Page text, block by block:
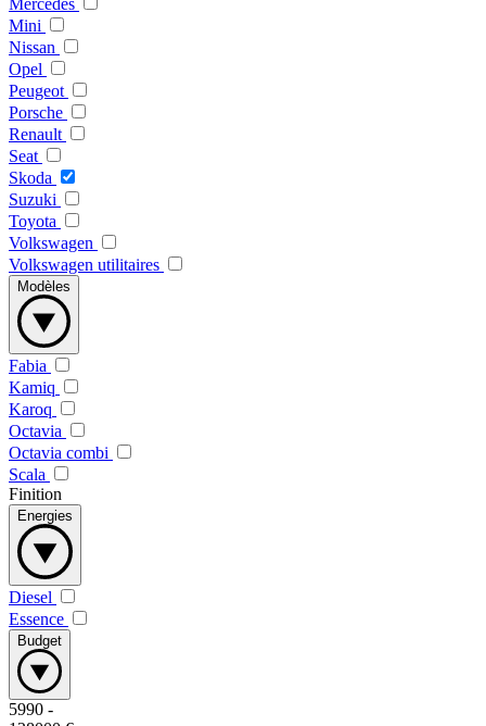
Mercedes
Mini
Nissan
Opel
Peugeot
Porsche
Renault
Seat
Skoda
Suzuki
Toyota
Volkswagen
Volkswagen utilitaires
Modèles
Fabia
Kamiq
Karoq
Octavia
Octavia combi
Scala
Finition
Energies
Diesel
Essence
Budget
5990 -